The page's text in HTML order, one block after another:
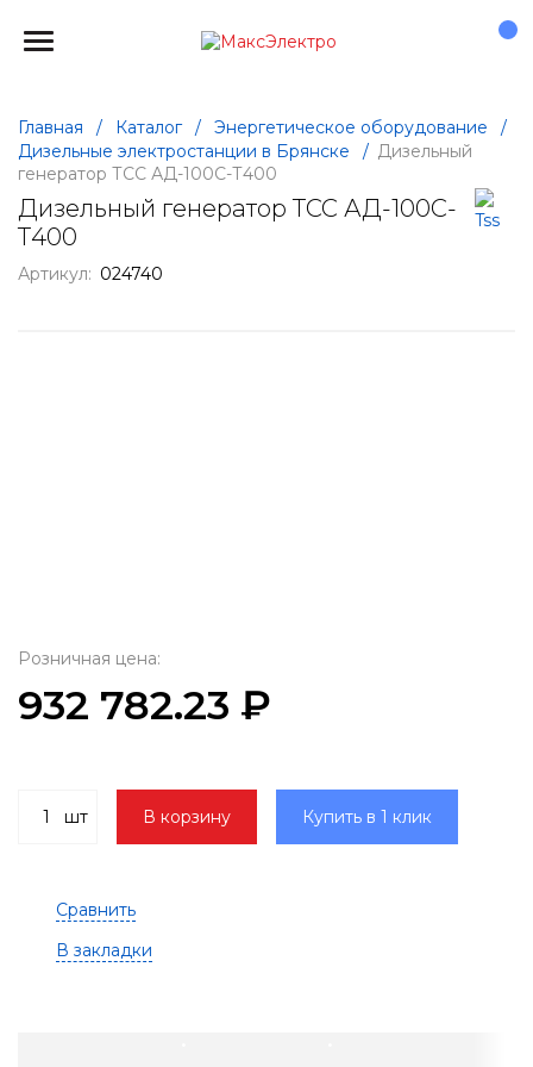
Главная / Каталог / Энергетическое оборудование
/
Дизельные электростанции в Брянске
/ Дизельный
генератор ТСС АД-100С-Т400
Дизельный генератор ТСС АД-100С-
Т400
Артикул: 024740
Розничная цена:
932 782.23 ₽
шт В корзину Купить в 1 клик
Сравнить
В закладки